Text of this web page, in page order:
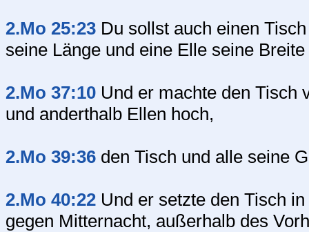
2.Mo 25:23 Du sollst auch einen
seine Länge und eine Elle seine
2.Mo 37:10 Und er machte den Tisch
und anderthalb Ellen hoch,
2.Mo 39:36 den Tisch und alle seine
2.Mo 40:22 Und er setzte den Tisch
gegen Mitternacht, außerhalb des